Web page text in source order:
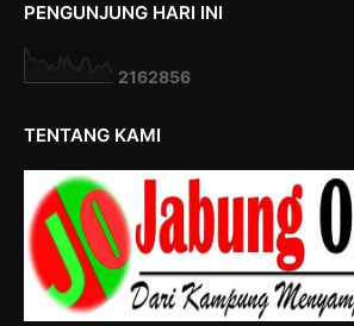
PENGUNJUNG HARI INI
2162856
TENTANG KAMI